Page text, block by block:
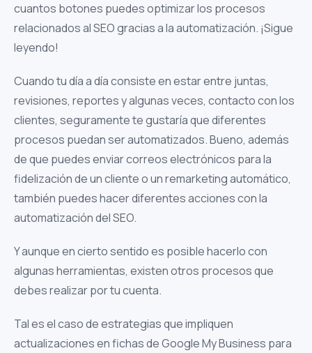
cuantos botones puedes optimizar los procesos
relacionados al SEO gracias a la automatización. ¡Sigue
leyendo!
Cuando tu día a día consiste en estar entre juntas,
revisiones, reportes y algunas veces, contacto con los
clientes, seguramente te gustaría que diferentes
procesos puedan ser automatizados. Bueno, además
de que puedes enviar correos electrónicos para la
fidelización de un cliente o un remarketing automático,
también puedes hacer diferentes acciones con la
automatización del SEO.
Y aunque en cierto sentido es posible hacerlo con
algunas herramientas, existen otros procesos que
debes realizar por tu cuenta.
Tal es el caso de estrategias que impliquen
actualizaciones en fichas de Google My Business para